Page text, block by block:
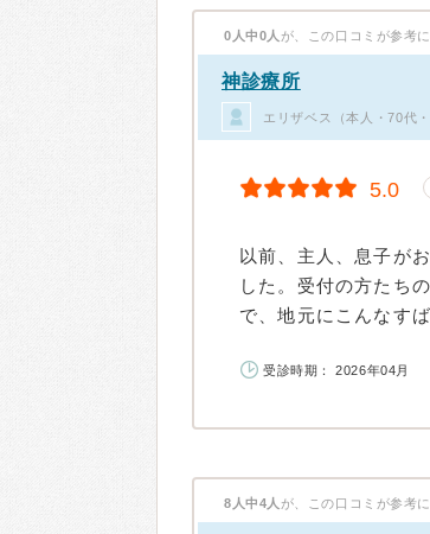
0人中0人 が、この口コミが参考
神診療所
エリザベス（本人・70代
5.0
以前、主人、息子が
した。受付の方たち
で、地元にこんなす
受診時期： 2026年04月
8人中4人 が、この口コミが参考